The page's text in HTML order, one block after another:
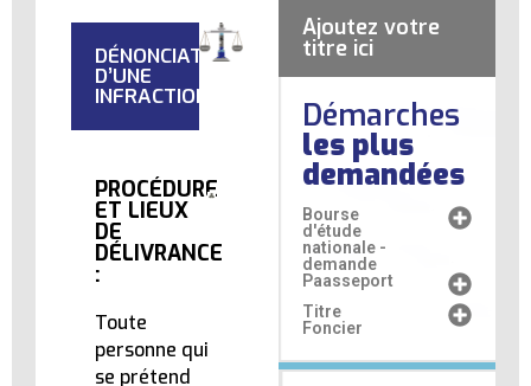
DÉNONCIATION
D’UNE
INFRACTION
PROCÉDURE
ET LIEUX
DE
DÉLIVRANCE
:
Toute
personne qui
se prétend
Ajoutez votre
titre ici
Démarches
les plus
demandées
Bourse
d'étude
nationale -
demande
Paasseport
Titre
Foncier